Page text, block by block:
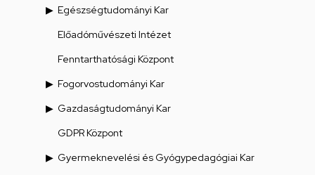
Egészségtudományi Kar
Előadóművészeti Intézet
Fenntarthatósági Központ
Fogorvostudományi Kar
Gazdaságtudományi Kar
GDPR Központ
Gyermeknevelési és Gyógypedagógiai Kar